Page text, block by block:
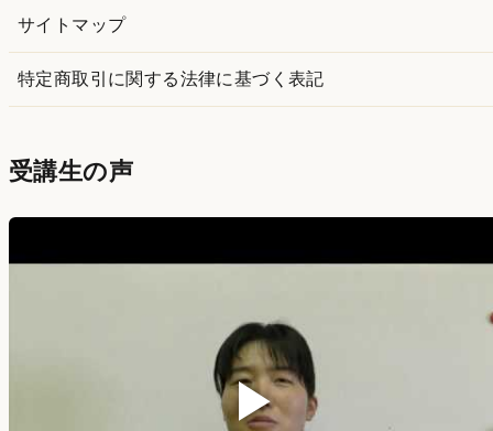
サイトマップ
特定商取引に関する法律に基づく表記
受講生の声
▶